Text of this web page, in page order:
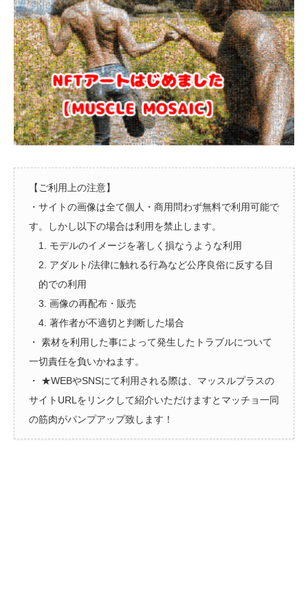
【ご利用上の注意】
・サイトの画像は全て個人・商用問わず無料で利用可能で
す。しかし以下の場合は利用を禁止します。
1. モデルのイメージを著しく損なうような利用
2. アダルト/法律に触れる行為など公序良俗に反する目
的での利用
3. 画像の再配布・販売
4. 著作者が不適切と判断した場合
・ 素材を利用した事によって発生したトラブルについて
一切責任を負いかねます。
・ ★WEBやSNSにて利用される際は、マッスルプラスの
サイトURLをリンクして紹介いただけますとマッチョ一同
の筋肉がパンプアップ致します！